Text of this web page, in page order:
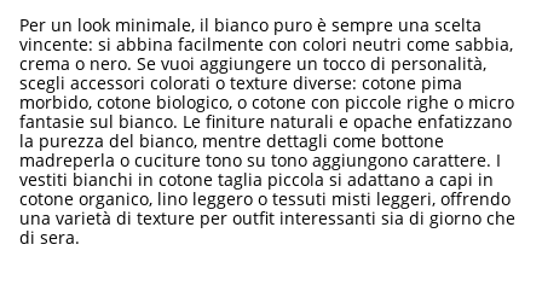
Per un look minimale, il bianco puro è sempre una scelta
vincente: si abbina facilmente con colori neutri come sabbia,
crema o nero. Se vuoi aggiungere un tocco di personalità,
scegli accessori colorati o texture diverse: cotone pima
morbido, cotone biologico, o cotone con piccole righe o micro
fantasie sul bianco. Le finiture naturali e opache enfatizzano
la purezza del bianco, mentre dettagli come bottone
madreperla o cuciture tono su tono aggiungono carattere. I
vestiti bianchi in cotone taglia piccola si adattano a capi in
cotone organico, lino leggero o tessuti misti leggeri, offrendo
una varietà di texture per outfit interessanti sia di giorno che
di sera.